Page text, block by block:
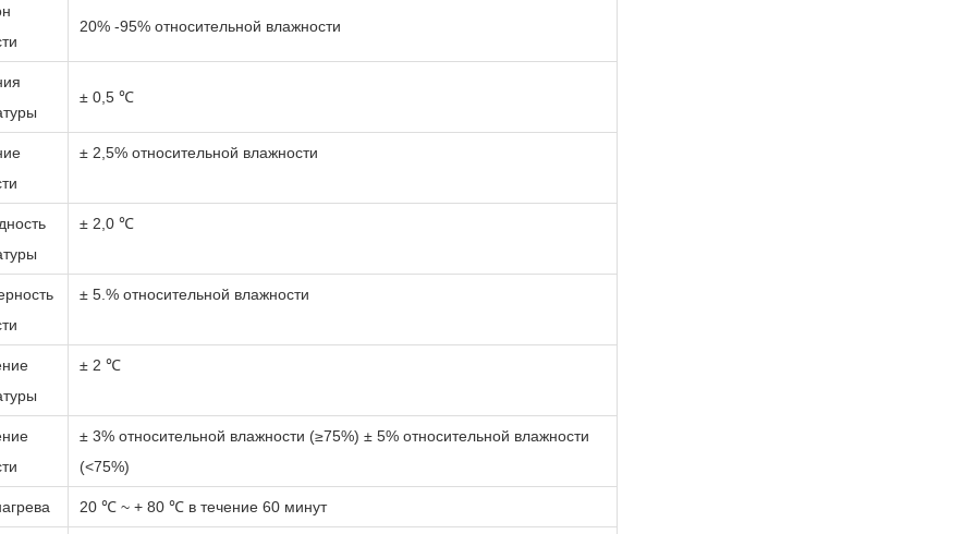
20% -95% относительной влажности
± 0,5 ℃
± 2,5% относительной влажности
± 2,0 ℃
± 5.% относительной влажности
± 2 ℃
± 3% относительной влажности (≥75%) ± 5% относительной влажности
(<75%)
20 ℃ ~ + 80 ℃ в течение 60 минут